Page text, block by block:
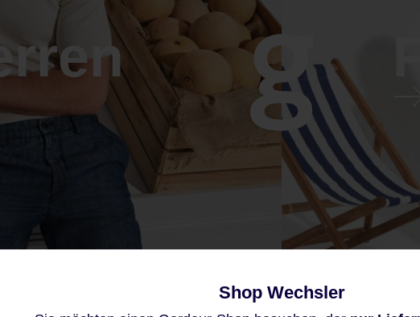
Shop Wechsler
Diese Website verwendet Cookies,